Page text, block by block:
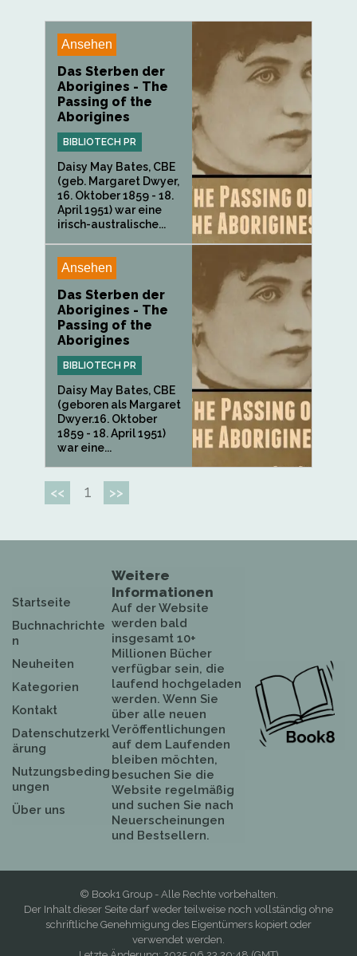
Ansehen
Das Sterben der
Aborigines - The
Passing of the
Aborigines
BIBLIOTECH PR
Daisy May Bates, CBE
(geb. Margaret Dwyer,
16. Oktober 1859 - 18.
April 1951) war eine
irisch-australische...
Ansehen
Das Sterben der
Aborigines - The
Passing of the
Aborigines
BIBLIOTECH PR
Daisy May Bates, CBE
(geboren als Margaret
Dwyer.16. Oktober
1859 - 18. April 1951)
war eine...
<< 1 >>
Startseite
Buchnachrichte
n
Neuheiten
Kategorien
Kontakt
Datenschutzerkl
ärung
Nutzungsbeding
ungen
Über uns
Weitere
Informationen
Auf der Website
werden bald
insgesamt 10+
Millionen Bücher
verfügbar sein, die
laufend hochgeladen
werden. Wenn Sie
über alle neuen
Veröffentlichungen
auf dem Laufenden
bleiben möchten,
besuchen Sie die
Website regelmäßig
und suchen Sie nach
Neuerscheinungen
und Bestsellern.
© Book1 Group - Alle Rechte vorbehalten.
Der Inhalt dieser Seite darf weder teilweise noch vollständig ohne
schriftliche Genehmigung des Eigentümers kopiert oder
verwendet werden.